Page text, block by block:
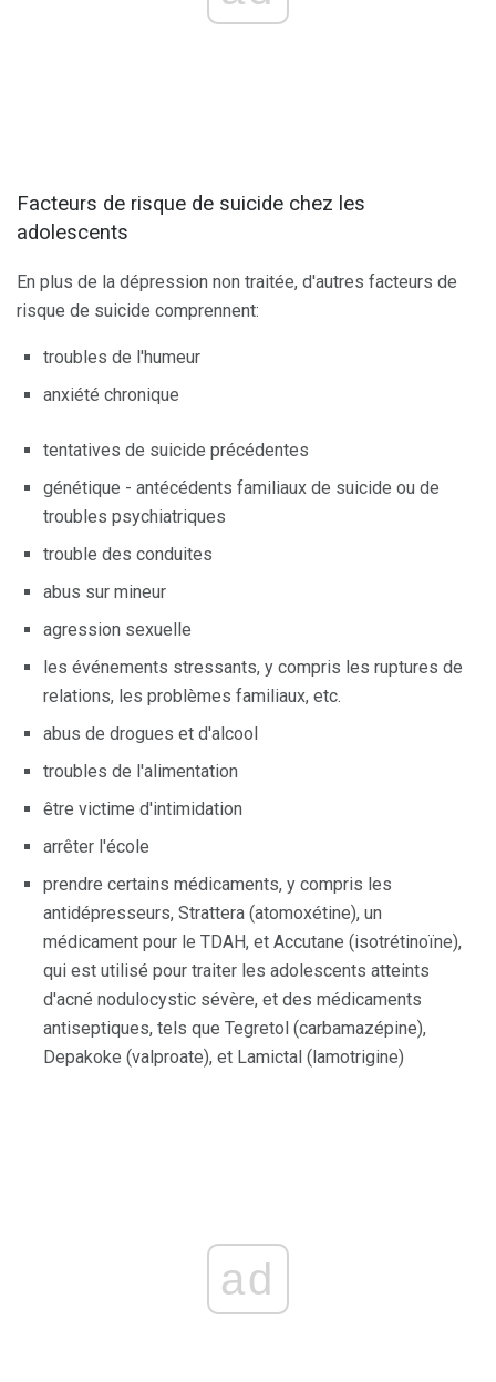
Facteurs de risque de suicide chez les
adolescents
En plus de la dépression non traitée, d'autres facteurs de
risque de suicide comprennent:
troubles de l'humeur
anxiété chronique
tentatives de suicide précédentes
génétique - antécédents familiaux de suicide ou de
troubles psychiatriques
trouble des conduites
abus sur mineur
agression sexuelle
les événements stressants, y compris les ruptures de
relations, les problèmes familiaux, etc.
abus de drogues et d'alcool
troubles de l'alimentation
être victime d'intimidation
arrêter l'école
prendre certains médicaments, y compris les
antidépresseurs, Strattera (atomoxétine), un
médicament pour le TDAH, et Accutane (isotrétinoïne),
qui est utilisé pour traiter les adolescents atteints
d'acné nodulocystic sévère, et des médicaments
antiseptiques, tels que Tegretol (carbamazépine),
Depakoke (valproate), et Lamictal (lamotrigine)
ad